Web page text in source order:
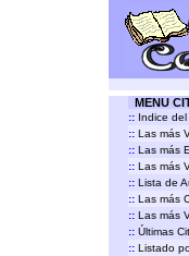
MENU
:: Indice del
:: Las más
:: Las más
:: Las más
:: Lista de
:: Las más
:: Las más
:: Últimas
:: Listado